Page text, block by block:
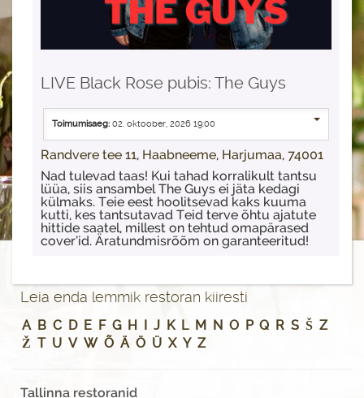
LIVE Black Rose pubis: The Guys
Toimumisaeg: 02. oktoober, 2026 19:00
Randvere tee 11, Haabneeme, Harjumaa, 74001
Nad tulevad taas! Kui tahad korralikult tantsu
lüüa, siis ansambel The Guys ei jäta kedagi
külmaks. Teie eest hoolitsevad kaks kuuma
kutti, kes tantsutavad Teid terve õhtu ajatute
hittide saatel, millest on tehtud omapärased
cover’id. Äratundmisrõõm on garanteeritud!
Leia enda lemmik restoran kiiresti
A B C D E F G H I J K L M N O P Q R S Š Z
Ž T U V W Õ Ä Ö Ü X Y Z
Tallinna restoranid